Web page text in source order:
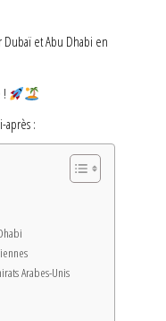
Dubaï et Abu Dhabi en
!
après :
Arabes-Unis